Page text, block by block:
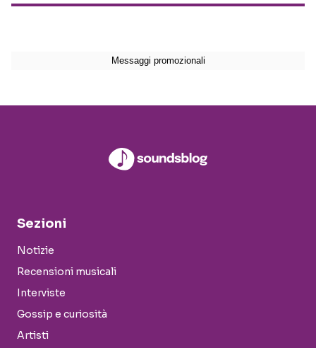
Sezioni
Notizie
Recensioni musicali
Interviste
Gossip e curiosità
Artisti